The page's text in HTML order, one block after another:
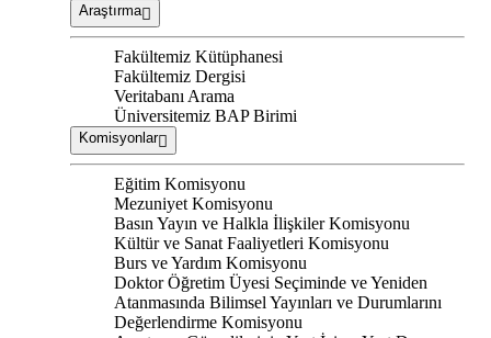
Araştırma
Fakültemiz Kütüphanesi
Fakültemiz Dergisi
Veritabanı Arama
Üniversitemiz BAP Birimi
Komisyonlar
Eğitim Komisyonu
Mezuniyet Komisyonu
Basın Yayın ve Halkla İlişkiler Komisyonu
Kültür ve Sanat Faaliyetleri Komisyonu
Burs ve Yardım Komisyonu
Doktor Öğretim Üyesi Seçiminde ve Yeniden
Atanmasında Bilimsel Yayınları ve Durumlarını
Değerlendirme Komisyonu